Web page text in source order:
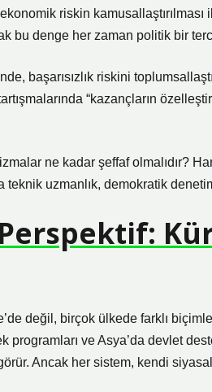
riskin
bu denge her zaman politik bir
başarısızlık riskini
“kazançların
ne kadar şeffaf olmalıdır?
teknik uzmanlık, demokratik
Perspektif:
değil, birçok ülkede farklı
programları ve Asya’da devlet
Ancak her sistem, kendi